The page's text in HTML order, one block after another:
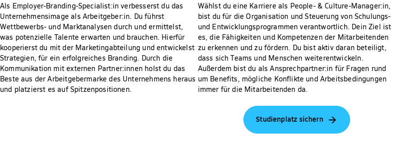
Als Employer-Branding-Specialist:in verbesserst du das
Unternehmensimage als Arbeitgeber:in. Du führst
Wettbewerbs- und Marktanalysen durch und ermittelst,
was potenzielle Talente erwarten und brauchen. Hierfür
kooperierst du mit der Marketingabteilung und entwickelst
Strategien, für ein erfolgreiches Branding. Durch die
Kommunikation mit externen Partner:innen holst du das
Beste aus der Arbeitgebermarke des Unternehmens heraus
und platzierst es auf Spitzenpositionen.
Wählst du eine Karriere als People- & Culture-Manager:in,
bist du für die Organisation und Steuerung von Schulungs-
und Entwicklungsprogrammen verantwortlich. Dein Ziel ist
es, die Fähigkeiten und Kompetenzen der Mitarbeitenden
zu erkennen und zu fördern. Du bist aktiv daran beteiligt,
dass sich Teams und Menschen weiterentwickeln.
Außerdem bist du als Ansprechpartner:in für Fragen rund
um Benefits, mögliche Konflikte und Arbeitsbedingungen
immer für die Mitarbeitenden da.
Studienplatz sichern